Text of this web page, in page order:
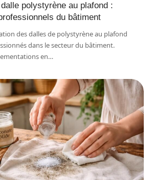
polystyrène au plafond :
du bâtiment
des dalles de polystyrène au plafond
dans le secteur du bâtiment.
en…